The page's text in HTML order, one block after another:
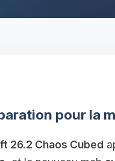
pour la
26.2 Chaos Cubed